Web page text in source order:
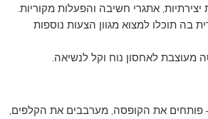
בה תוכלו למצוא מגוון הצעות נוספות
מעוצבת לאחסון נוח וקל לנשיאה.
פותחים את הקופסה, מערבבים את הקלפים,